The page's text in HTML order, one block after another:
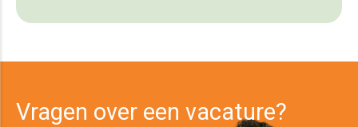
Vragen over een vacature?